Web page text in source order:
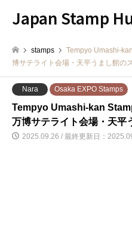
Japan Stamp
stamps
Tempyo Umashi-
博サテライト会場・天平うまし館の
Nara Osaka EXPO Stamps
Tempyo Umashi-kan
万博サテライト会場・天平
2025.09.26 / 最終更新日：